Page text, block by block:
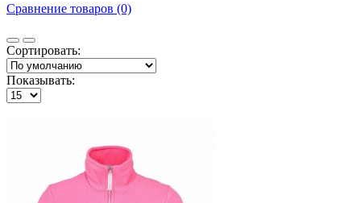
Сравнение товаров (0)
Сортировать:
Показывать: